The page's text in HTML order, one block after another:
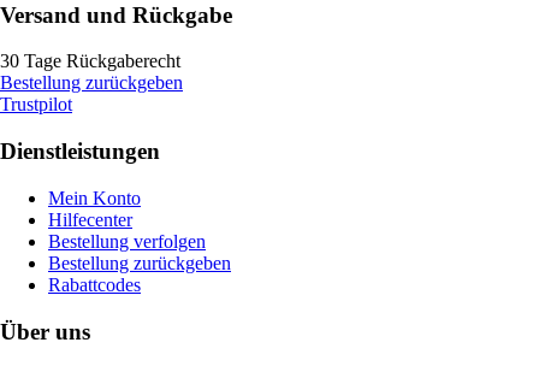
Versand und Rückgabe
30 Tage Rückgaberecht
Bestellung zurückgeben
Trustpilot
Dienstleistungen
Mein Konto
Hilfecenter
Bestellung verfolgen
Bestellung zurückgeben
Rabattcodes
Über uns